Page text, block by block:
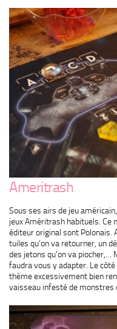
Ameritrash
Sous ses airs de jeu
jeux Améritrash habituels. Ce
éditeur original sont Polonais.
tuiles qu’on va retourner, un
des jetons qu’on va piocher,…
faudra vous y adapter. Le
thème excessivement bien
vaisseau infesté de monstres